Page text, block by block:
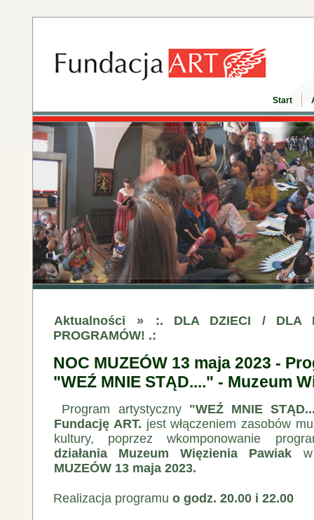
Start
Aktualności »
:. DLA DZIECI / DLA
PROGRAMÓW! .:
NOC MUZEÓW 13 maja 2023 -
"WEŹ MNIE STĄD...." - Muzeum
Program artystyczny "WEŹ MNIE
Fundację ART. jest włączeniem zasobów
kultury, poprzez wkomponowanie
działania Muzeum Więzienia Pawiak w
MUZEÓW 13 maja 2023.
Realizacja programu o godz. 20.00 i 22.00